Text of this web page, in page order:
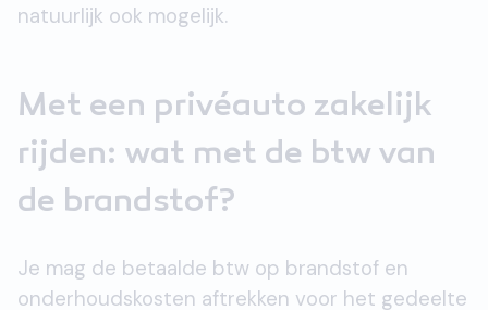
natuurlijk ook mogelijk.
Met een privéauto zakelijk
rijden: wat met de btw van
de brandstof?
Je mag de betaalde btw op brandstof en
onderhoudskosten aftrekken voor het gedeelte